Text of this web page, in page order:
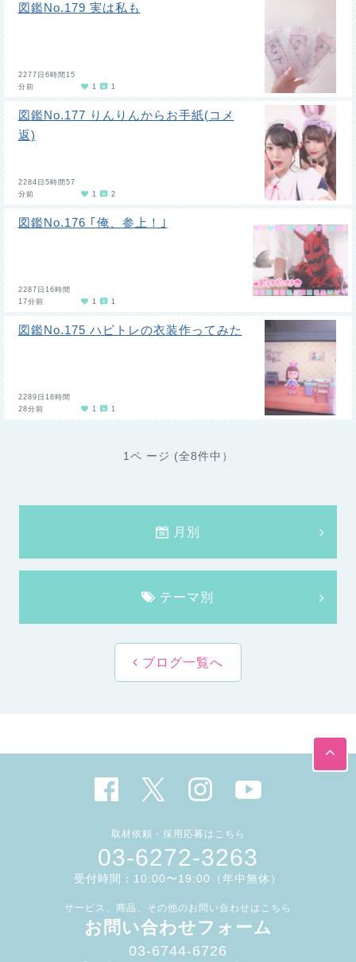
図鑑No.179 実は私も
2277日6時間15
分前
1 1
図鑑No.177 りんりんからお手紙(コメ
返)
2284日5時間57
分前
1 2
図鑑No.176 ｢俺、参上！｣
2287日16時間
17分前
1 1
図鑑No.175 ハピトレの衣装作ってみた
2289日18時間
28分前
1 1
1ペ ージ (全8件中）
月別
テーマ別
ブログ一覧へ
取材依頼・採用応募はこちら
03-6272-3263
受付時間：10:00〜19:00（年中無休）
サービス、商品、その他のお問い合わせはこちら
お問い合わせフォーム
03-6744-6726